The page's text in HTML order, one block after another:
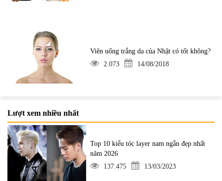
Viên uống trắng da của Nhật có tốt không?
2.073
14/08/2018
Lượt xem nhiều nhất
Top 10 kiểu tóc layer nam ngắn đẹp nhất
năm 2026
137.475
13/03/2023